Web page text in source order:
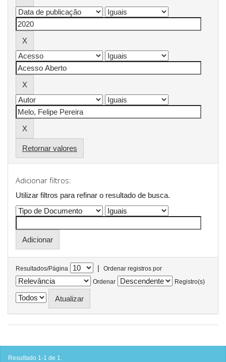
Retornar valores
Adicionar filtros:
Utilizar filtros para refinar o resultado de busca.
Resultados/Página |
Ordenar registros por
Ordenar
Registro(s)
Resultado 1-1 de 1.